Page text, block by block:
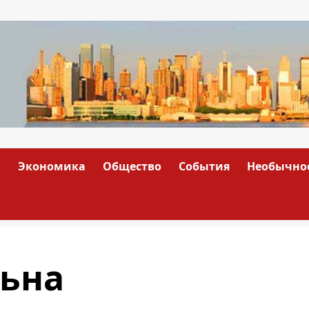
Экономика Общество События